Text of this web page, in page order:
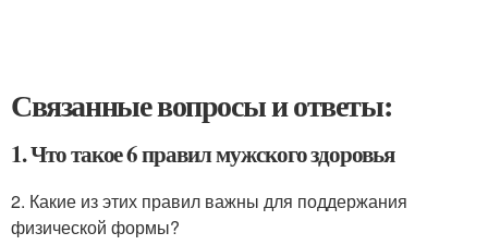
Связанные вопросы и ответы:
1. Что такое 6 правил мужского здоровья
2. Какие из этих правил важны для поддержания
физической формы?